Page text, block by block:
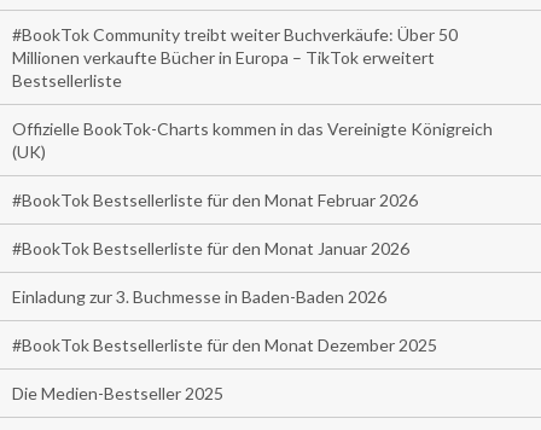
#BookTok Community treibt weiter Buchverkäufe: Über 50
Millionen verkaufte Bücher in Europa – TikTok erweitert
Bestsellerliste
Offizielle BookTok-Charts kommen in das Vereinigte Königreich
(UK)
#BookTok Bestsellerliste für den Monat Februar 2026
#BookTok Bestsellerliste für den Monat Januar 2026
Einladung zur 3. Buchmesse in Baden-Baden 2026
#BookTok Bestsellerliste für den Monat Dezember 2025
Die Medien-Bestseller 2025